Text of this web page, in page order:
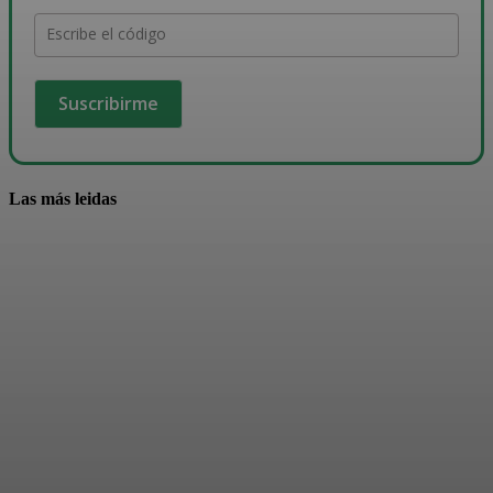
Escribe el código
Las más leidas